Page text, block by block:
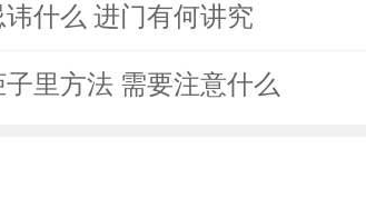
什么 进门有何讲究
里方法 需要注意什么